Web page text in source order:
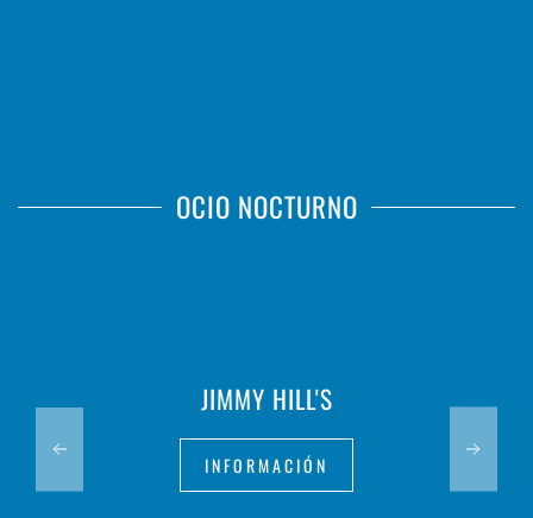
OCIO NOCTURNO
JIMMY HILL'S
INFORMACIÓN